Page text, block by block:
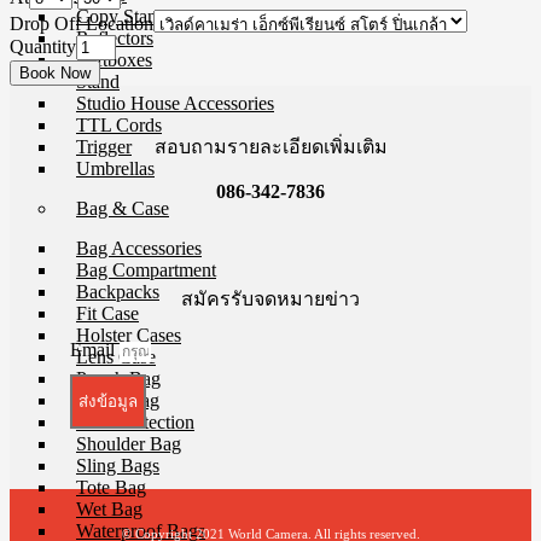
Copy Stands
Reflectors
Softboxes
Stand
Studio House Accessories
TTL Cords
Trigger
Umbrellas
Bag & Case
Bag Accessories
Bag Compartment
Backpacks
Fit Case
Holster Cases
Lens Case
Pouch Bag
Roller Bag
Rain Protection
Shoulder Bag
Sling Bags
Tote Bag
Wet Bag
Waterproof Bags
Drop Off Location
Quantity
สอบถามรายละเอียดเพิ่มเติม
086-342-7836
สมัครรับจดหมายข่าว
Email
ส่งข้อมูล
© Copyright 2021 World Camera. All rights reserved.